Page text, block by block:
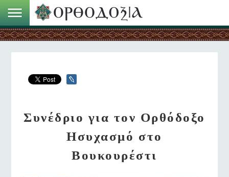
Συνέδριο για τον Ορθόδοξο
Ησυχασμό στο
Βουκουρέστι